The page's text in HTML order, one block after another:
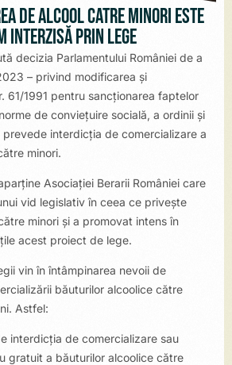
de alcool către minori este
interzisă prin lege
decizia Parlamentului României de a
– privind modificarea şi
61/1991 pentru sancţionarea faptelor
de convieţuire socială, a ordinii şi
prevede interdicția de comercializare a
minori.
Asociației Berarii României care
vid legislativ în ceea ce privește
minori și a promovat intens în
acest proiect de lege.
vin în întâmpinarea nevoii de
băuturilor alcoolice către
Astfel:
interdicția de comercializare sau
gratuit a băuturilor alcoolice către